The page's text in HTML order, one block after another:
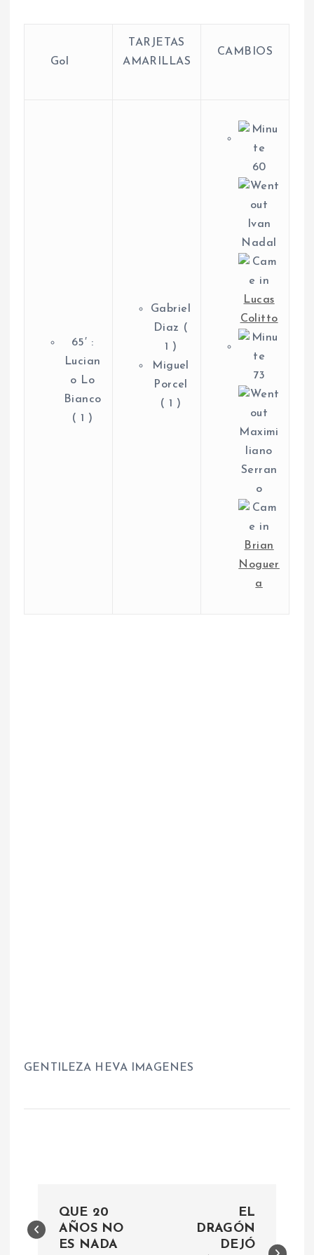
Gol
TARJETAS
AMARILLAS
CAMBIOS
65′ :
Lucian
o Lo
Bianco
( 1 )
Gabriel
Diaz (
1 )
Miguel
Porcel
( 1 )
60
Ivan
Nadal
Lucas
Colitto
73
Maximi
liano
Serran
o
Brian
Noguer
a
GENTILEZA HEVA IMAGENES
a
QUE 20
AÑOS NO
ES NADA
EL
DRAGÓN
DEJÓ